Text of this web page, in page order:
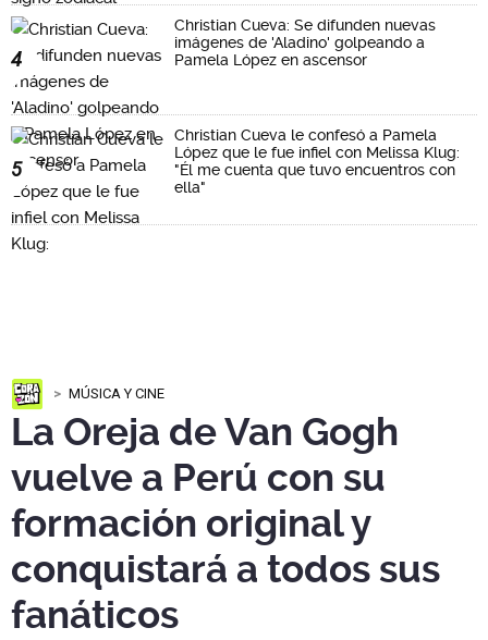
4
Christian Cueva: Se difunden nuevas
imágenes de 'Aladino' golpeando a
Pamela López en ascensor
5
Christian Cueva le confesó a Pamela
López que le fue infiel con Melissa Klug:
"Él me cuenta que tuvo encuentros con
ella"
MÚSICA Y CINE
La Oreja de Van Gogh
vuelve a Perú con su
formación original y
conquistará a todos sus
fanáticos